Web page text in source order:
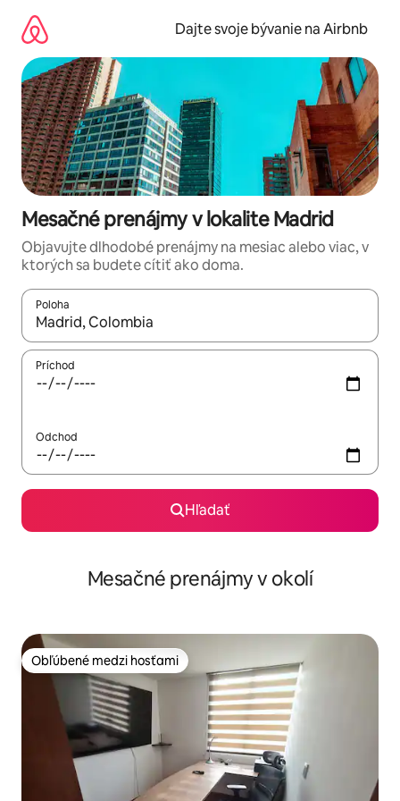
obsah.
Dajte svoje bývanie na Airbnb
Mesačné prenájmy v lokalite Madrid
Objavujte dlhodobé prenájmy na mesiac alebo viac, v
ktorých sa budete cítiť ako doma.
Poloha
Keď budú výsledky k dispozícii, môžete si ich prechádzať
Príchod
Odchod
Hľadať
Mesačné prenájmy v okolí
Obľúbené medzi hosťami
Obľúbené medzi hosťami